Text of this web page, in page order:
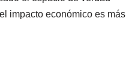
impacto económico es más